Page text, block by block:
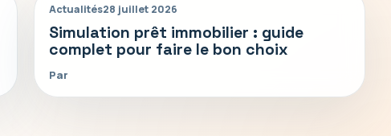
Actualités28 juillet 2026
Simulation prêt immobilier : guide
complet pour faire le bon choix
Par